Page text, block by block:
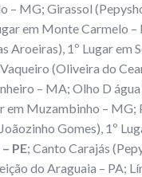
– MG; Girassol
em Monte Carmelo
Aroeiras), 1º Lugar em
(Oliveira do
– MA; Olho D
em Muzambinho – MG;
Gomes), 1º
PE; Canto Carajás
do Araguaia – PA;